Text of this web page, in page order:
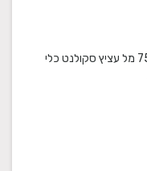
תכולת המארז: פח שמן זית - ארץ הירדן 750 מל עציץ סקולנט כלי